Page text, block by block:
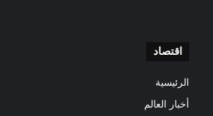
اقتصاد
الرئيسية
أخبار العالم